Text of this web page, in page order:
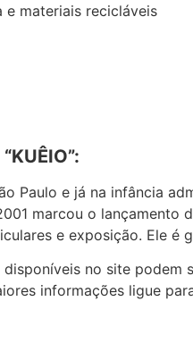
e materiais recicláveis
Paulo e já na infância
marcou o lançamento
e exposição. Ele
no site podem
informações ligue